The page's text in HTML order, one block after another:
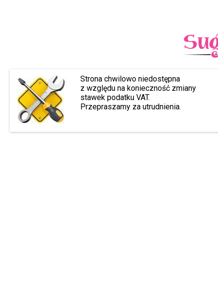
Strona chwilowo niedostępna
z względu na konieczność zmiany
stawek podatku VAT.
Przepraszamy za utrudnienia.